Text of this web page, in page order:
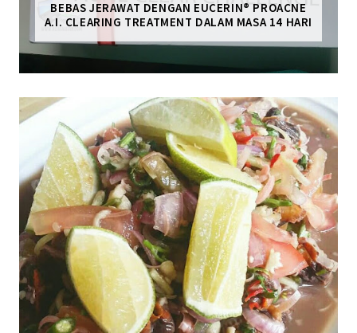
BEBAS JERAWAT DENGAN EUCERIN® PROACNE
A.I. CLEARING TREATMENT DALAM MASA 14 HARI